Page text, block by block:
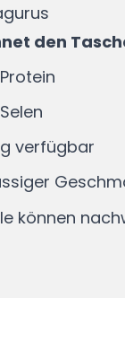
den
verfügbar
können